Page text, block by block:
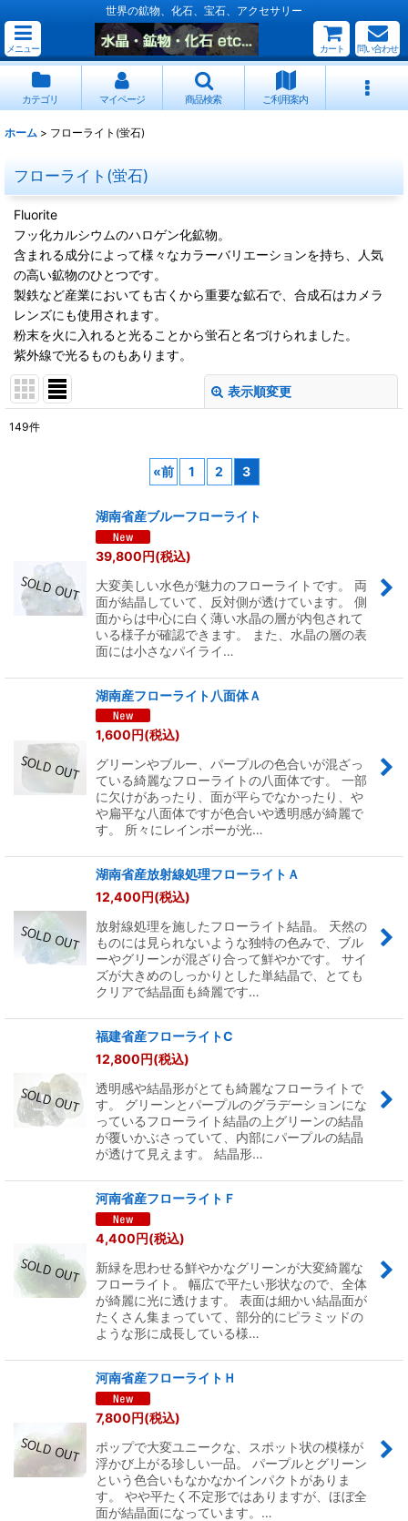
世界の鉱物、化石、宝石、アクセサリー
メニュー カート 問い合わせ
カテゴリ マイページ 商品検索 ご利用案内
ホーム > フローライト(蛍石)
フローライト(蛍石)
Fluorite
フッ化カルシウムのハロゲン化鉱物。
含まれる成分によって様々なカラーバリエーションを持ち、人気
の高い鉱物のひとつです。
製鉄など産業においても古くから重要な鉱石で、合成石はカメラ
レンズにも使用されます。
粉末を火に入れると光ることから蛍石と名づけられました。
紫外線で光るものもあります。
表示順変更
絞り込む
149件
«前 1 2 3
湖南省産ブルーフローライト
39,800円(税込)
大変美しい水色が魅力のフローライトです。 両
面が結晶していて、反対側が透けています。 側
面からは中心に白く薄い水晶の層が内包されて
いる様子が確認できます。 また、水晶の層の表
面には小さなパイライ…
湖南産フローライト八面体Ａ
1,600円(税込)
グリーンやブルー、パープルの色合いが混ざっ
ている綺麗なフローライトの八面体です。 一部
に欠けがあったり、面が平らでなかったり、や
や扁平な八面体ですが色合いや透明感が綺麗で
す。 所々にレインボーが光…
湖南省産放射線処理フローライトＡ
12,400円(税込)
放射線処理を施したフローライト結晶。 天然の
ものには見られないような独特の色みで、ブル
ーやグリーンが混ざり合って鮮やかです。 サイ
ズが大きめのしっかりとした単結晶で、とても
クリアで結晶面も綺麗です…
福建省産フローライトC
12,800円(税込)
透明感や結晶形がとても綺麗なフローライトで
す。 グリーンとパープルのグラデーションにな
っているフローライト結晶の上グリーンの結晶
が覆いかぶさっていて、内部にパープルの結晶
が透けて見えます。 結晶形…
河南省産フローライトＦ
4,400円(税込)
新緑を思わせる鮮やかなグリーンが大変綺麗な
フローライト。 幅広で平たい形状なので、全体
が綺麗に光に透けます。 表面は細かい結晶面が
たくさん集まっていて、部分的にピラミッドの
ような形に成長している様…
河南省産フローライトＨ
7,800円(税込)
ポップで大変ユニークな、スポット状の模様が
浮かび上がる珍しい一品。 パープルとグリーン
という色合いもなかなかインパクトがありま
す。 やや平たく不定形ではありますが、ほぼ全
面が結晶面になっています。…